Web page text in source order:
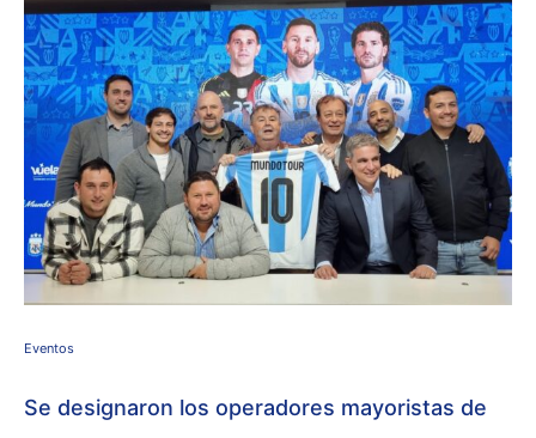
Eventos
Se designaron los operadores mayoristas de